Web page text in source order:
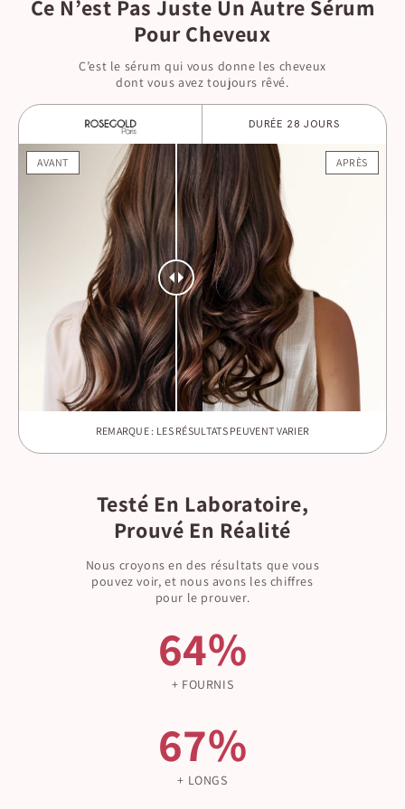
Ce N’est Pas Juste Un Autre Sérum
Pour Cheveux
C’est le sérum qui vous donne les cheveux
dont vous avez toujours rêvé.
DURÉE 28 JOURS
APRÈS
AVANT
REMARQUE : LES RÉSULTATS PEUVENT VARIER
Testé En Laboratoire,
Prouvé En Réalité
Nous croyons en des résultats que vous
pouvez voir, et nous avons les chiffres
pour le prouver.
64%
+ FOURNIS
67%
+ LONGS